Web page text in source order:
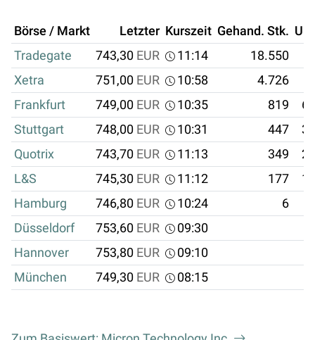
Börse / Markt Letzter Kurszeit Gehand. Stk.
Tradegate
743,30 EUR 11:14 18.550
Xetra
751,00 EUR 10:58 4.726
Frankfurt
749,00 EUR 10:35 819
Stuttgart
748,00 EUR 10:31 447
Quotrix
743,70 EUR 11:13 349
L&S
745,30 EUR 11:12 177
Hamburg
746,80 EUR 10:24
6
Düsseldorf
753,60 EUR
09:30
Hannover
753,80 EUR
09:10
München
749,30 EUR 08:15